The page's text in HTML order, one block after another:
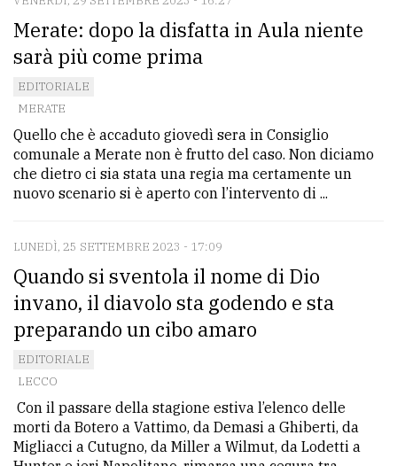
Merate: dopo la disfatta in Aula niente
sarà più come prima
EDITORIALE
MERATE
Quello che è accaduto giovedì sera in Consiglio
comunale a Merate non è frutto del caso. Non diciamo
che dietro ci sia stata una regia ma certamente un
nuovo scenario si è aperto con l’intervento di ...
LUNEDÌ, 25 SETTEMBRE 2023 - 17:09
Quando si sventola il nome di Dio
invano, il diavolo sta godendo e sta
preparando un cibo amaro
EDITORIALE
LECCO
Con il passare della stagione estiva l’elenco delle
morti da Botero a Vattimo, da Demasi a Ghiberti, da
Migliacci a Cutugno, da Miller a Wilmut, da Lodetti a